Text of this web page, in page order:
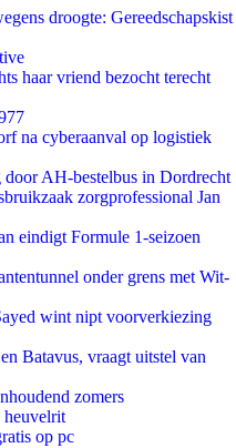
droogte: Gereedschapskist
haar vriend bezocht terecht
na cyberaanval op logistiek
AH-bestelbus in Dordrecht
zorgprofessional Jan
eindigt Formule 1-seizoen
onder grens met Wit-
wint nipt voorverkiezing
Batavus, vraagt uitstel van
zomers
heuvelrit
op pc